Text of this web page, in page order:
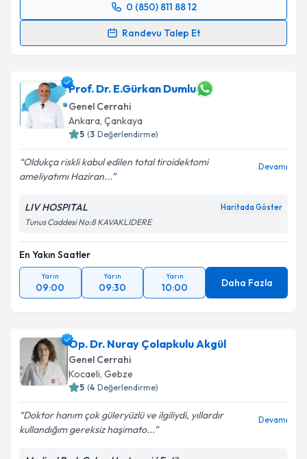
0 (850) 811 88 12
Randevu Talep Et
Randevu Takvimi Talebi
takvim hazırlandığında e-posta ile bilgilendireceğiz.
E-posta Adresiniz
Kişisel verilerimin işlenmesine ilişkin
kapsamda işlenmesini kabul ediyorum.
Prof. Dr. E.Gürkan Dumlu
Genel Cerrahi
Ankara, Çankaya
5 (3 Değerlendirme)
Oldukça riskli kabul edilen total tiroidektomi
ameliyatımı Haziran...
Devamı
LIV HOSPITAL Haritada Göster
Tunus Caddesi No:8 KAVAKLIDERE
En Yakın Saatler
Yarın
09:00
Yarın
09:30
Yarın
10:00 Daha Fazla
Op. Dr. Nuray Çolapkulu Akgül
Genel Cerrahi
Kocaeli, Gebze
5 (4 Değerlendirme)
Doktor hanım çok güleryüzlü ve ilgiliydi, yıllardır
kullandığım gereksiz haşimato...
Devamı